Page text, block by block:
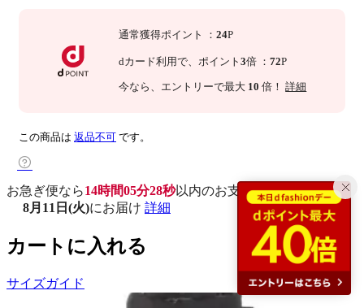
通常獲得ポイント ：24P
dカード利用で、ポイント3倍 ：72P
今なら 、エントリーで最大 10 倍！詳細
この商品は 返品不可 です。
お急ぎ便なら14時間05分27秒以内のお支払いで
8月11日(火)にお届け 詳細
カートに入れる
サイズガイド